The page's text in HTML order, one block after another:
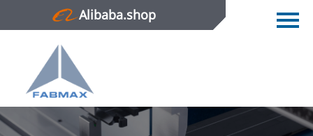
Alibaba.shop
Главная
Продукция
Новости